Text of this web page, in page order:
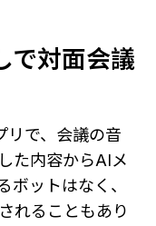
で対面会議
リで、会議の音
た内容からAIメ
ボットはなく、
れることもあり